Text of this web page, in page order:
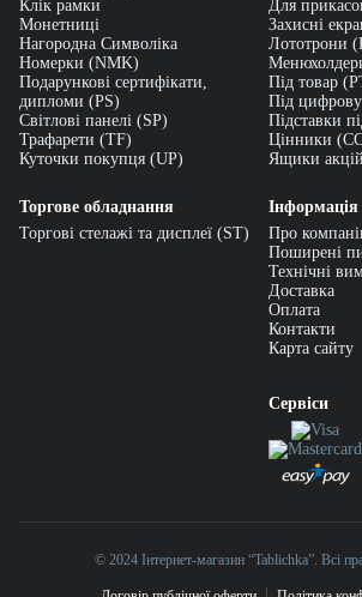
Клік рамки
Монетниці
Нагородна Символіка
Номерки (NMK)
Подарункові сертифікати,
дипломи (PS)
Світлові панелі (SP)
Трафарети (TF)
Куточки покупця (UP)
Для
Захисні
Лототрони
Під товар
Під
Підставки
Цінники
Ящики
Торгове обладнання
Торгові стелажі та дисплеї (ST)
Інформація
Про
Поширені
Технічні
Доставка
Оплата
Контакти
Карта сайту
Сервіси
© 2024 Інтернет-магазин “Tablichka”. Всі